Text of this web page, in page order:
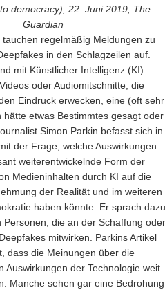
democracy), 22. Juni 2019, The
Guardian
regelmäßig Meldungen zu
in den Schlagzeilen auf.
mit Künstlicher Intelligenz (KI)
oder Audiomitschnitte, die
Eindruck erwecken, eine (oft sehr
hätte etwas Bestimmtes gesagt oder
Simon Parkin befasst sich in
der Frage, welche Auswirkungen
weiterentwickelnde Form der
Medieninhalten durch KI auf die
der Realität und im weiteren
haben könnte. Er sprach dazu
Personen, die an der Schaffung oder
mitwirken. Parkins Artikel
dass die Meinungen über die
Auswirkungen der Technologie weit
Manche sehen gar eine Bedrohung